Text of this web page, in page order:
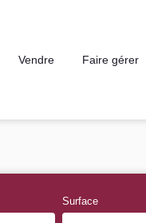
Vendre Faire gérer
Surface